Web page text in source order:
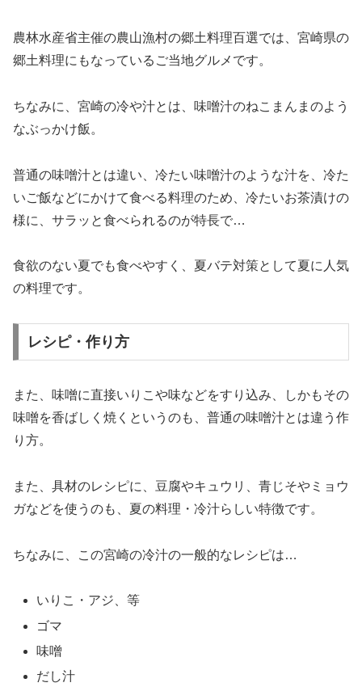
農林水産省主催の農山漁村の郷土料理百選では、宮崎県の
郷土料理にもなっているご当地グルメです。
ちなみに、宮崎の冷や汁とは、味噌汁のねこまんまのよう
なぶっかけ飯。
普通の味噌汁とは違い、冷たい味噌汁のような汁を、冷た
いご飯などにかけて食べる料理のため、冷たいお茶漬けの
様に、サラッと食べられるのが特長で…
食欲のない夏でも食べやすく、夏バテ対策として夏に人気
の料理です。
レシピ・作り方
また、味噌に直接いりこや味などをすり込み、しかもその
味噌を香ばしく焼くというのも、普通の味噌汁とは違う作
り方。
また、具材のレシピに、豆腐やキュウリ、青じそやミョウ
ガなどを使うのも、夏の料理・冷汁らしい特徴です。
ちなみに、この宮崎の冷汁の一般的なレシピは…
いりこ・アジ、等
ゴマ
味噌
だし汁